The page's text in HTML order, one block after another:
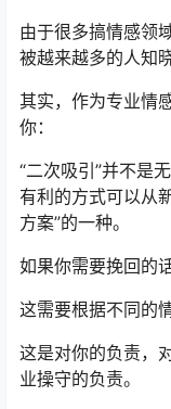
由于很多搞情感领
被越来越多的人知晓
其实，作为专业情
你：
“二次吸引”并不是
有利的方式可以从
方案”的一种。
如果你需要挽回的话
这需要根据不同的
这是对你的负责，
业操守的负责。